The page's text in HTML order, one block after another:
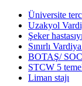
Üniversite
Uzakyol
Şeker
Sınırlı
BOTAŞ/
STCW 5
Liman stajı